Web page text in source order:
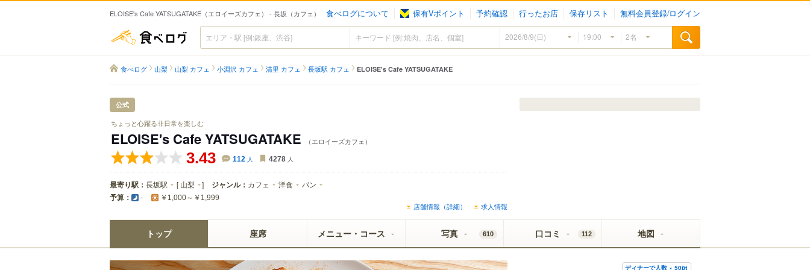
ELOISE's Cafe YATSUGATAKE（エロイーズカフェ） - 長坂（カフェ） 食べログについて 保有Vポイント 予約確認 行ったお店 保存リスト 無料会員登録/ログイン
食べログ
食べログ 山梨 山梨 カフェ 小淵沢 カフェ 清里 カフェ 長坂駅 カフェ ELOISE's Cafe YATSUGATAKE
公式
ちょっと心躍る非日常を楽しむ
ELOISE's Cafe YATSUGATAKE （エロイーズカフェ）
3.43 112 人 4278 人
最寄り駅： 長坂駅 [ 山梨 ] ジャンル： カフェ 洋食 パン
予算： - ￥1,000～￥1,999
店舗情報（詳細） 求人情報
トップ 座席 メニュー・コース 写真 610 口コミ 112 地図
ディナーで人数 × 50pt